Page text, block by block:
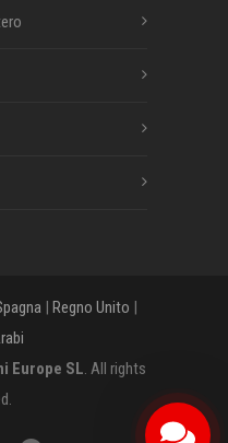
| Regno Unito |
Europe SL. All rights